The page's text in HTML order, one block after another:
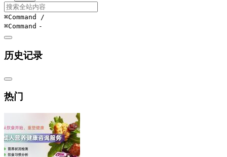
⌘Command /
⌘Command -
历史记录
热门